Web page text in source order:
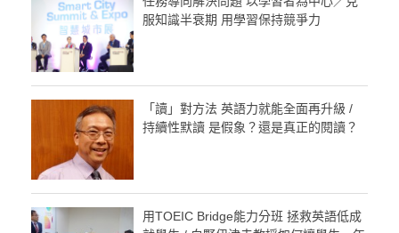
服知識半衰期 用學習保持競爭力
「讀」對方法 英語力就能全面再升級 /
持續性默讀 是假象？還是真正的閱讀？
用TOEIC Bridge能力分班 拯救英語低成